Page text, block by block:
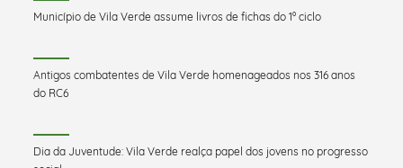
Município de Vila Verde assume livros de fichas do 1º ciclo
Antigos combatentes de Vila Verde homenageados nos 316 anos
do RC6
Dia da Juventude: Vila Verde realça papel dos jovens no progresso